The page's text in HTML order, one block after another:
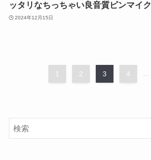
ッタリなちっちゃい良音質ピンマイク
2024年12月15日
1 2 3 4 ...